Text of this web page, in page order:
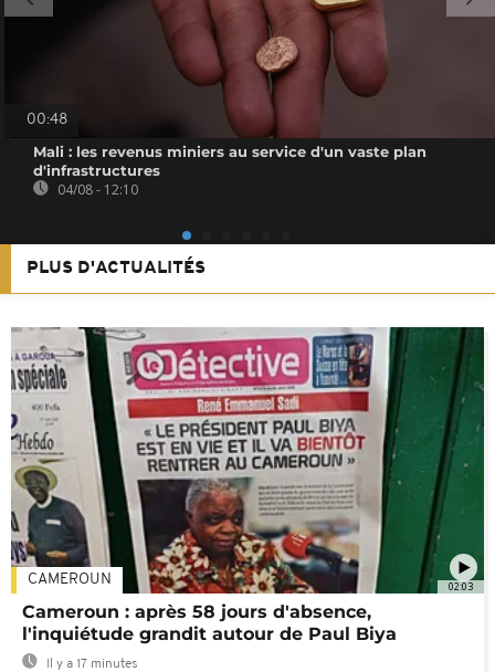
00:48
Mali : les revenus miniers au service d'un vaste plan
d'infrastructures
04/08 - 12:10
PLUS D'ACTUALITÉS
02:03
CAMEROUN
Cameroun : après 58 jours d'absence,
l'inquiétude grandit autour de Paul Biya
Il y a 17 minutes